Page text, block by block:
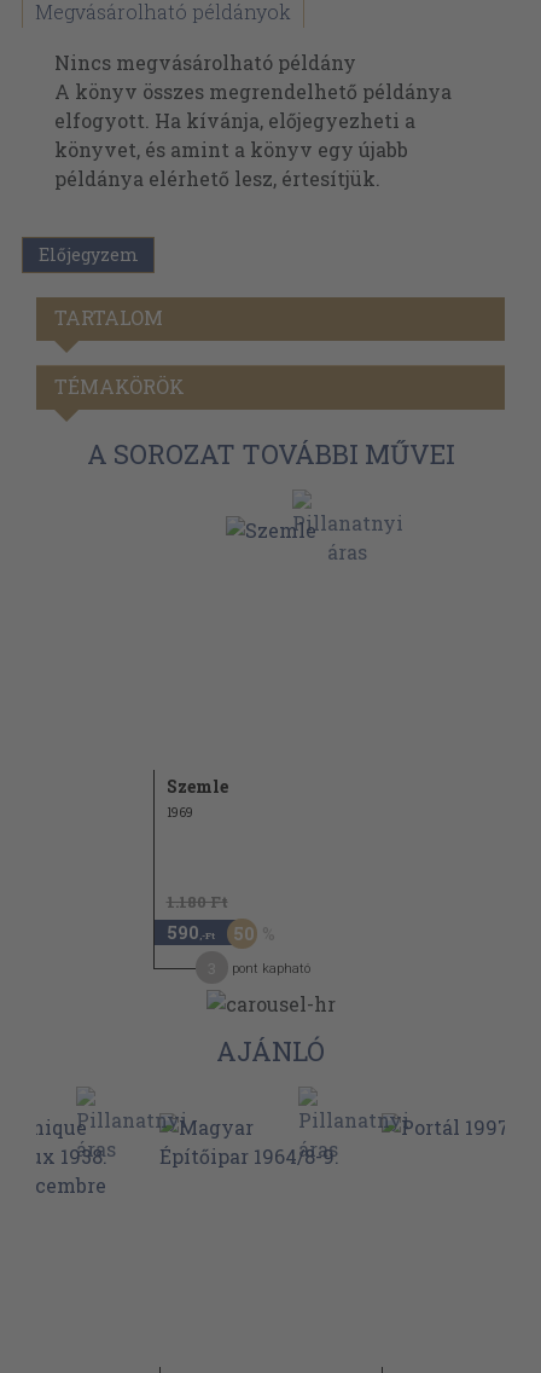
Megvásárolható példányok
Nincs megvásárolható példány
A könyv összes megrendelhető példánya
elfogyott. Ha kívánja, előjegyezheti a
könyvet, és amint a könyv egy újabb
példánya elérhető lesz, értesítjük.
Előjegyzem
TARTALOM
TÉMAKÖRÖK
A SOROZAT TOVÁBBI MŰVEI
Szemle
1969
1.180 Ft
590 ,-Ft 50
pont kapható
AJÁNLÓ